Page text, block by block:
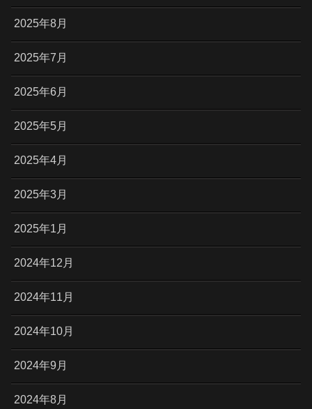
2025年8月
2025年7月
2025年6月
2025年5月
2025年4月
2025年3月
2025年1月
2024年12月
2024年11月
2024年10月
2024年9月
2024年8月